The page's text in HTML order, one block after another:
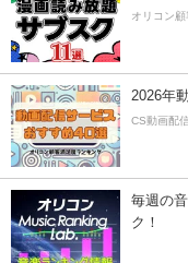
オリコン
2026年
CS動画配
毎週の
ク！